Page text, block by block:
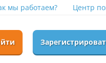
мы работаем? Центр